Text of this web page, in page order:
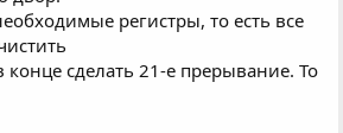
регистры, то есть все
сделать 21-е прерывание. То